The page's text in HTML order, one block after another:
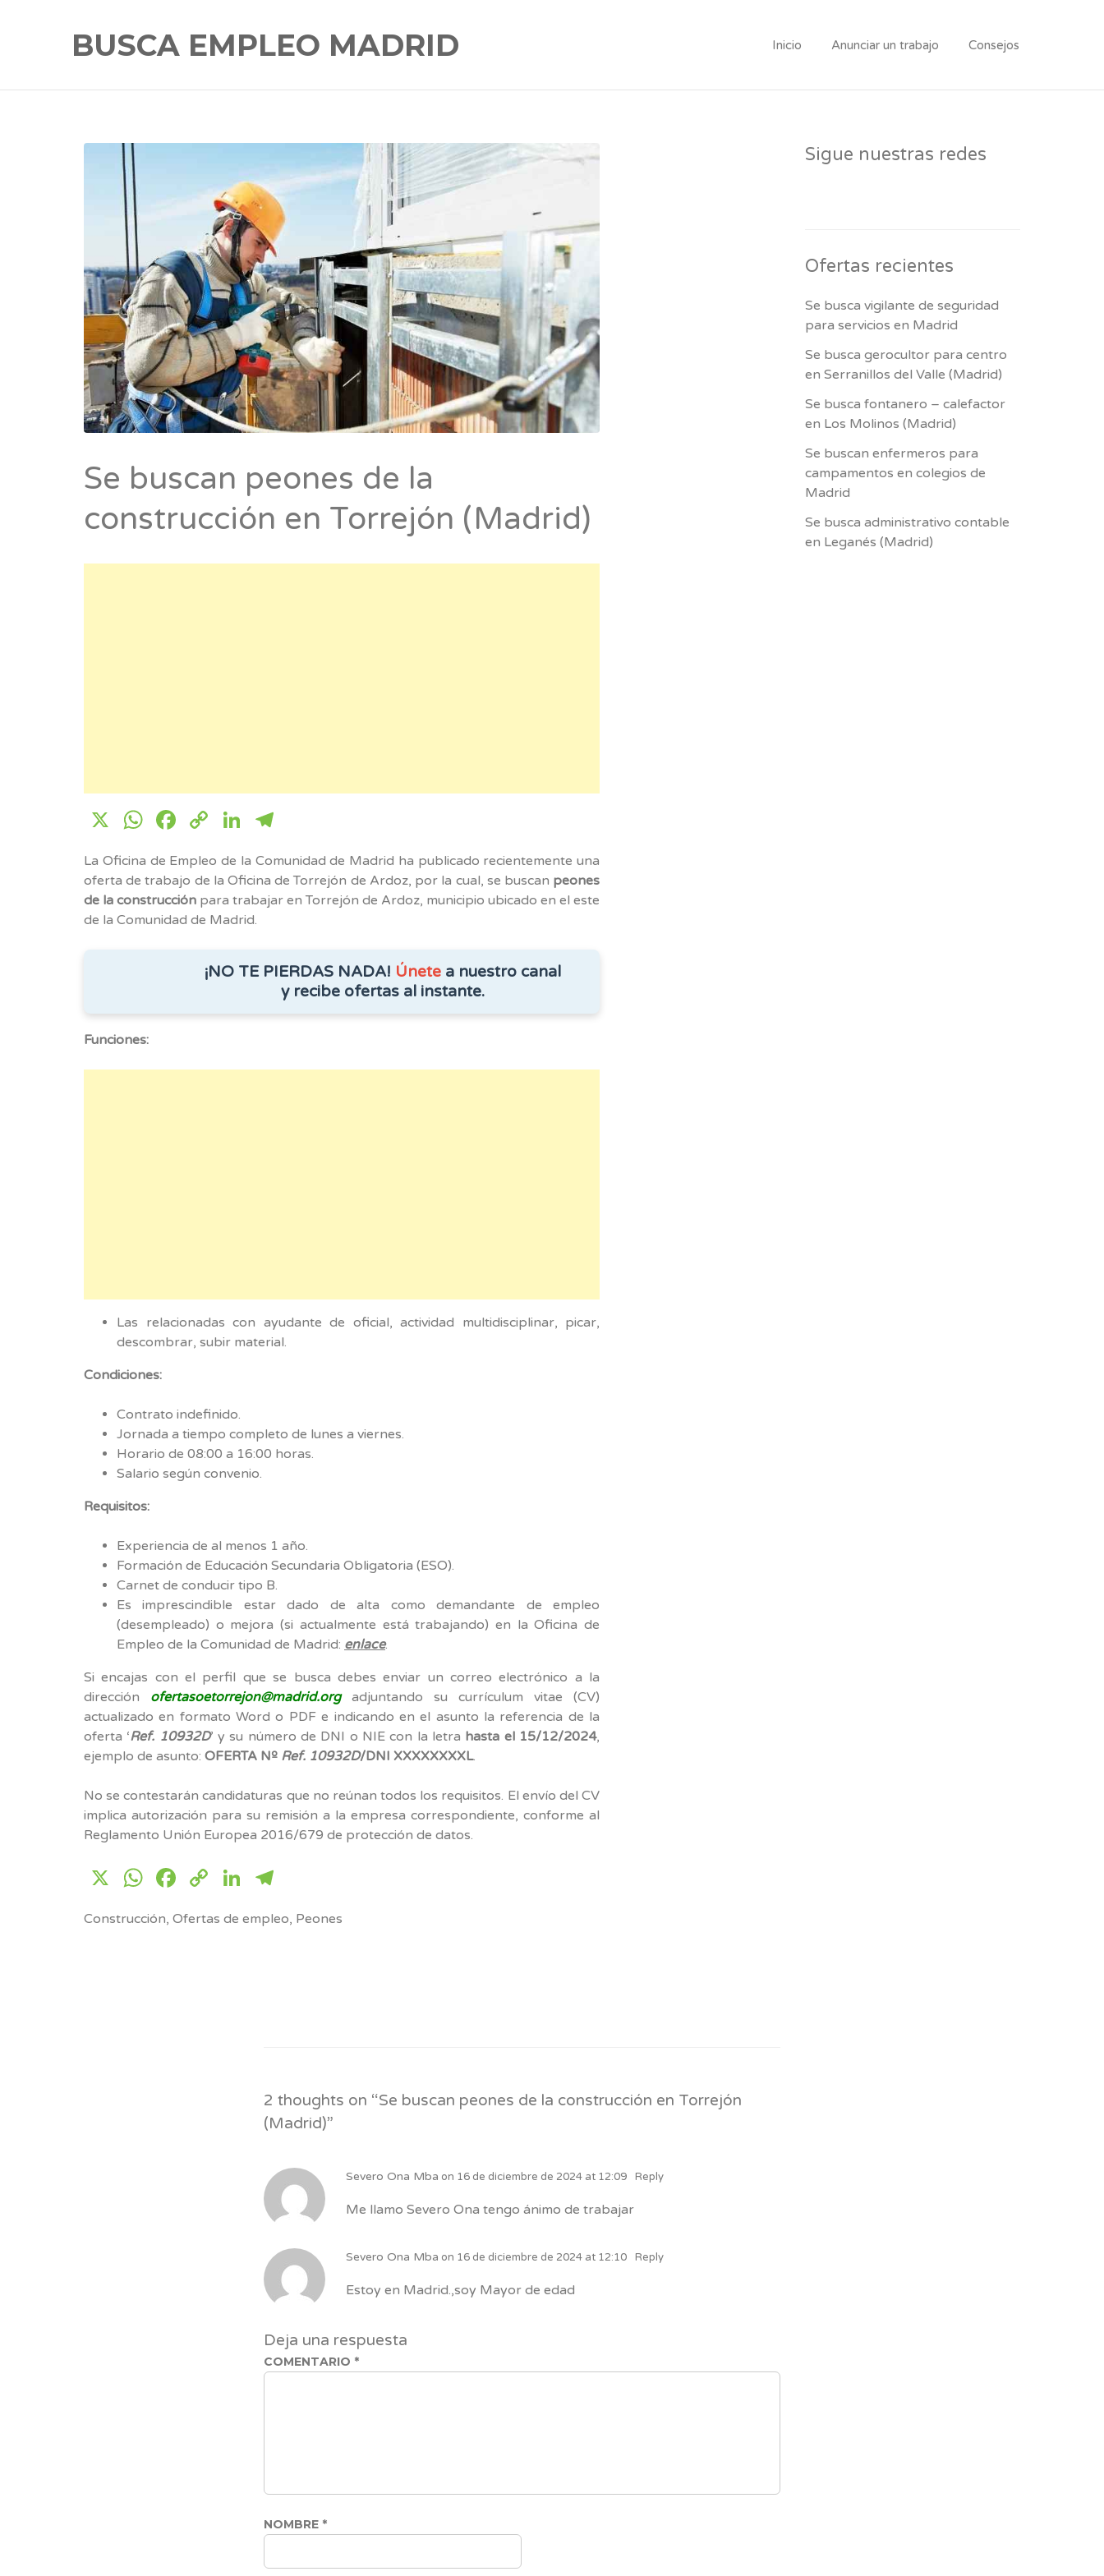
BUSCA EMPLEO MADRID Inicio Anunciar un trabajo Consejos
Se buscan peones de la
construcción en Torrejón (Madrid)
X WhatsApp
Facebook
CopyLinkedIn
La Oficina de Empleo de la Comunidad de Madrid ha publicado recientemente una
oferta de trabajo de la Oficina de Torrejón de Ardoz, por la cual, se buscan peones
de la construcción para trabajar en Torrejón de Ardoz, municipio ubicado en el este
de la Comunidad de Madrid.
¡NO TE PIERDAS NADA! Únete a nuestro canal
y recibe ofertas al instante.
Funciones:
Las relacionadas con ayudante de oficial, actividad multidisciplinar, picar,
descombrar, subir material.
Condiciones:
Contrato indefinido.
Jornada a tiempo completo de lunes a viernes.
Horario de 08:00 a 16:00 horas.
Salario según convenio.
Requisitos:
Experiencia de al menos 1 año.
Formación de Educación Secundaria Obligatoria (ESO).
Carnet de conducir tipo B.
Es imprescindible estar dado de alta como demandante de empleo
(desempleado) o mejora (si actualmente está trabajando) en la Oficina de
Empleo de la Comunidad de Madrid: enlace.
Si encajas con el perfil que se busca debes enviar un correo electrónico a la
dirección ofertasoetorrejon@madrid.orgadjuntando su currículum vitae (CV)
actualizado en formato Word o PDF e indicando en el asunto la referencia de la
oferta ‘Ref. 10932D’ y su número de DNI o NIE con la letra hasta el 15/12/2024,
ejemplo de asunto: OFERTA Nº Ref. 10932D/DNI XXXXXXXXL.
No se contestarán candidaturas que no reúnan todos los requisitos. El envío del CV
implica autorización para su remisión a la empresa correspondiente, conforme al
Reglamento Unión Europea 2016/679 de protección de datos.
X WhatsApp
Facebook
CopyLinkedIn
Construcción, Ofertas de empleo, Peones
2 thoughts on “Se buscan peones de la construcción en Torrejón
(Madrid)”
Severo Ona Mba on 16 de diciembre de 2024 at 12:09 Reply
Me llamo Severo Ona tengo ánimo de trabajar
Severo Ona Mba on 16 de diciembre de 2024 at 12:10 Reply
Estoy en Madrid.,soy Mayor de edad
Deja una respuesta
COMENTARIO *
NOMBRE *
Sigue nuestras redes
Ofertas recientes
Se busca vigilante de seguridad
para servicios en Madrid
Se busca gerocultor para centro
en Serranillos del Valle (Madrid)
Se busca fontanero – calefactor
en Los Molinos (Madrid)
Se buscan enfermeros para
campamentos en colegios de
Madrid
Se busca administrativo contable
en Leganés (Madrid)